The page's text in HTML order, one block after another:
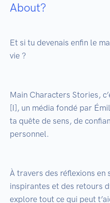
About?
Et si tu devenais enfin le
vie ?
Main Characters Stories,
[I], un média fondé par
ta quête de sens, de
personnel.
À travers des réflexions en
inspirantes et des retours
explore tout ce qui peut